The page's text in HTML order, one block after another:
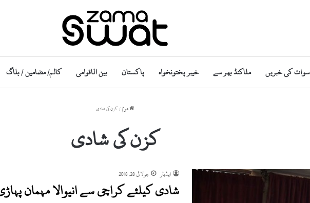
سوات کی خبریں ملاکنڈ بھر سے خیبر پختونخواہ پاکستان بین الاقوامی کالم/ مضامین / بلاگ
ھوم/کزن کی شادی
کزن کی شادی
ایڈیٹر جولائی 28, 2018
شادی کیلئے کراچی سے انیوالا مہمان